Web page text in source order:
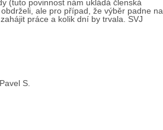
(tuto povinnost nám ukládá členská
ale pro případ, že výběr padne na
práce a kolik dní by trvala. SVJ
S.